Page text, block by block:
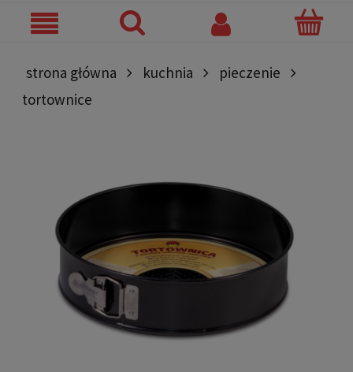
strona główna kuchnia
pieczenie
tortownice